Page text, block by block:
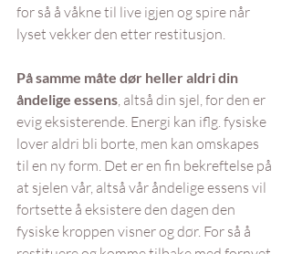
for så å våkne til live igjen og spire når
lyset vekker den etter restitusjon.
På samme måte dør heller aldri din
åndelige essens , altså din sjel, for den er
evig eksisterende. Energi kan iflg. fysiske
lover aldri bli borte, men kan omskapes
til en ny form. Det er en fin bekreftelse på
at sjelen vår, altså vår åndelige essens vil
fortsette å eksistere den dagen den
fysiske kroppen visner og dør. For så å